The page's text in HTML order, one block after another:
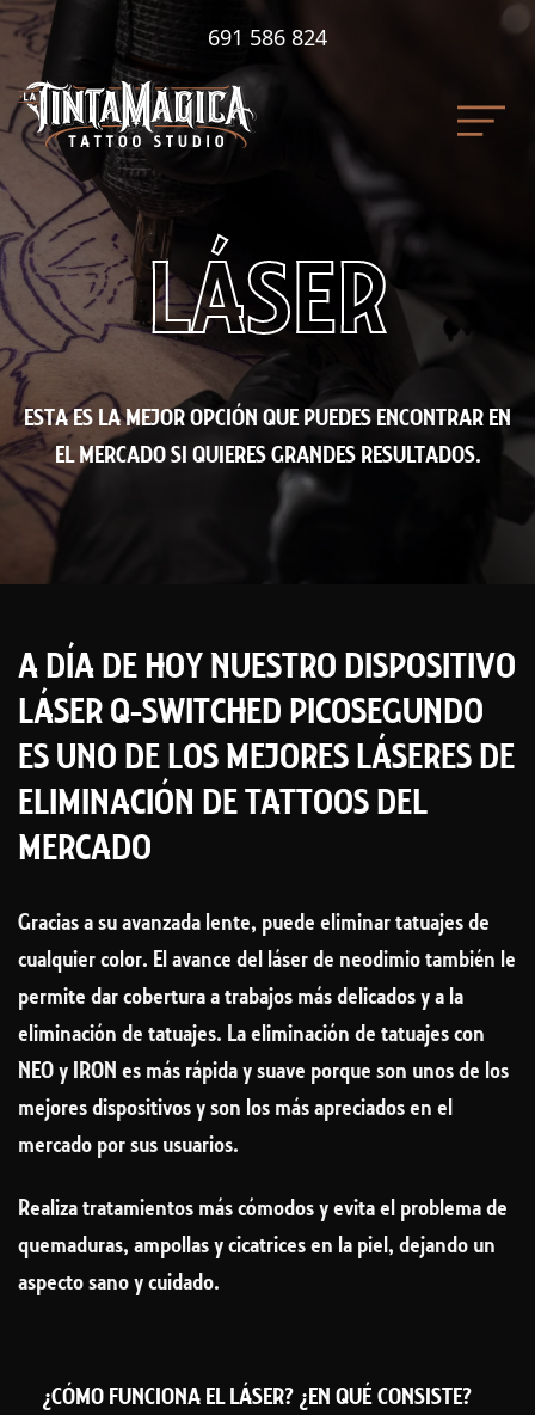
691 586 824
LÁSER
ESTA ES LA MEJOR OPCIÓN QUE PUEDES ENCONTRAR EN
EL MERCADO SI QUIERES GRANDES RESULTADOS.
A DÍA DE HOY NUESTRO DISPOSITIVO
LÁSER Q-SWITCHED PICOSEGUNDO
ES UNO DE LOS MEJORES LÁSERES DE
ELIMINACIÓN DE TATTOOS DEL
MERCADO
Gracias a su avanzada lente, puede eliminar tatuajes de
cualquier color. El avance del láser de neodimio también le
permite dar cobertura a trabajos más delicados y a la
eliminación de tatuajes. La eliminación de tatuajes con
NEO y IRON es más rápida y suave porque son unos de los
mejores dispositivos y son los más apreciados en el
mercado por sus usuarios.
Realiza tratamientos más cómodos y evita el problema de
quemaduras, ampollas y cicatrices en la piel, dejando un
aspecto sano y cuidado.
¿CÓMO FUNCIONA EL LÁSER? ¿EN QUÉ CONSISTE?